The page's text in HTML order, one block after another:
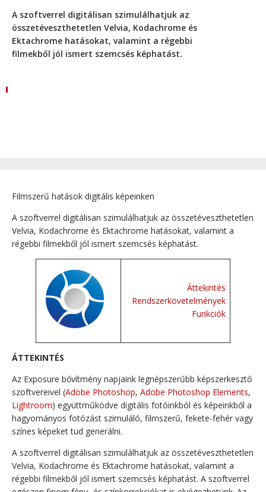
A szoftverrel digitálisan szimulálhatjuk az
összetéveszthetetlen Velvia, Kodachrome és
Ektachrome hatásokat, valamint a régebbi
filmekből jól ismert szemcsés képhatást.
Filmszerű hatások digitális képeinken
A szoftverrel digitálisan szimulálhatjuk az összetéveszthetetlen
Velvia, Kodachrome és Ektachrome hatásokat, valamint a
régebbi filmekből jól ismert szemcsés képhatást.
Áttekintés
Rendszerkövetelmények
Funkciók
ÁTTEKINTÉS
Az Exposure bővítmény napjaink legnépszerűbb képszerkesztő
szoftvereivel (Adobe Photoshop, Adobe Photoshop Elements,
Lightroom) együttműködve digitális fotóinkból és képeinkből a
hagyományos fotózást szimuláló, filmszerű, fekete-fehér vagy
színes képeket tud generálni.
A szoftverrel digitálisan szimulálhatjuk az összetéveszthetetlen
Velvia, Kodachrome és Ektachrome hatásokat, valamint a
régebbi filmekből jól ismert szemcsés képhatást. A szoftverrel